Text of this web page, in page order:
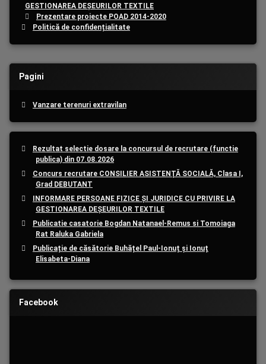
GESTIONAREA DEȘEURILOR TEXTILE
Prezentare proiecte POAD 2014-2020
Politică de confidențialitate
Pagini
Vanzare terenuri extravilan
Rezultat selectie dosare la concursul de recrutare (functie
publica) din 07.08.2026
Concurs recrutare CONSILIER ASISTENȚĂ SOCIALĂ, Clasa I,
Grad DEBUTANT
INFORMARE PERSOANE FIZICE ȘI JURIDICE CU PRIVIRE LA
GESTIONAREA DEȘEURILOR TEXTILE
Publicatie casatorie Bogdan Natanael-Remus si Tomoiaga
Rat Raluka Gabriela
Publicație de căsătorie Buhățel Paul-Ionuț și Ionuț
Elisabeta-Diana
Facebook